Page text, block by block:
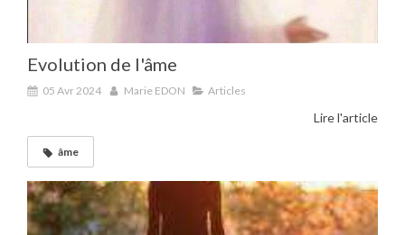
Evolution de l'âme
05 Avr 2024 Marie EDON Articles
Lire l'article
âme